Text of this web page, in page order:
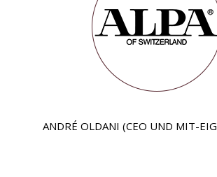
ANDRÉ OLDANI (CEO UND MIT-